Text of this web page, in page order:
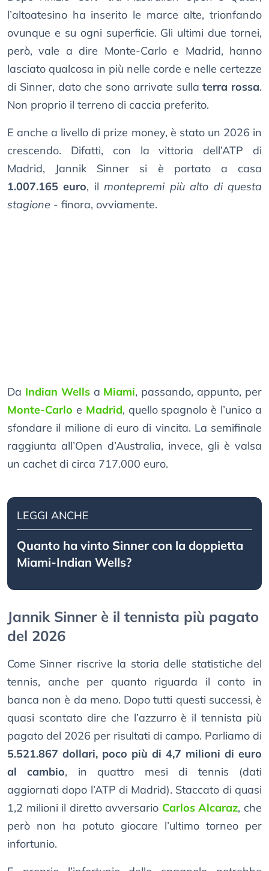
l’altoatesino ha inserito le marce alte, trionfando
ovunque e su ogni superficie. Gli ultimi due tornei,
però, vale a dire Monte-Carlo e Madrid, hanno
lasciato qualcosa in più nelle corde e nelle certezze
di Sinner, dato che sono arrivate sullaterra rossa.
Non proprio il terreno di caccia preferito.
E anche a livello di prize money, è stato un 2026 in
crescendo. Difatti, con la vittoria dell’ATP di
Madrid, Jannik Sinner si è portato a casa
1.007.165 euro, ilmontepremi più alto di questa
stagione - finora, ovviamente.
Da Indian Wellsa Miami, passando, appunto, per
Monte-Carlo e Madrid, quello spagnolo è l’unico a
sfondare il milione di euro di vincita. La semifinale
raggiunta all’Open d’Australia, invece, gli è valsa
un cachet di circa 717.000 euro.
LEGGI ANCHE
Quanto ha vinto Sinner con la doppietta
Miami-Indian Wells?
Jannik Sinner è il tennista più pagato
del 2026
Come Sinner riscrive la storia delle statistiche del
tennis, anche per quanto riguarda il conto in
banca non è da meno. Dopo tutti questi successi, è
quasi scontato dire che l’azzurro è il tennista più
pagato del 2026 per risultati di campo. Parliamo di
5.521.867 dollari, poco più di 4,7 milioni di euro
al cambio, in quattro mesi di tennis (dati
aggiornati dopo l’ATP di Madrid). Staccato di quasi
1,2 milioni il diretto avversario Carlos Alcaraz, che
però non ha potuto giocare l’ultimo torneo per
infortunio.